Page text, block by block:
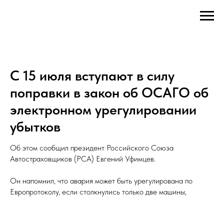
С 15 июля вступают в силу
поправки в закон об ОСАГО об
электронном урегулировании
убытков
Об этом сообщил президент Российского Союза
Автостраховщиков (РСА) Евгений Уфимцев.
Он напомнил, что авария может быть урегулирована по
Европротоколу, если столкнулись только две машины,